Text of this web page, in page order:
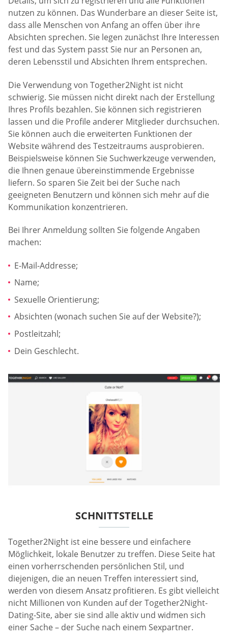
nutzen zu können. Das Wunderbare an dieser Seite ist,
dass alle Menschen von Anfang an offen über ihre
Absichten sprechen. Sie legen zunächst Ihre Interessen
fest und das System passt Sie nur an Personen an,
deren Lebensstil und Absichten Ihrem entsprechen.
Die Verwendung von Together2Night ist nicht
schwierig. Sie müssen nicht direkt nach der Erstellung
Ihres Profils bezahlen. Sie können sich registrieren
lassen und die Profile anderer Mitglieder durchsuchen.
Sie können auch die erweiterten Funktionen der
Website während des Testzeitraums ausprobieren.
Beispielsweise können Sie Suchwerkzeuge verwenden,
die Ihnen genaue übereinstimmende Ergebnisse
liefern. So sparen Sie Zeit bei der Suche nach
geeigneten Benutzern und können sich mehr auf die
Kommunikation konzentrieren.
Bei Ihrer Anmeldung sollten Sie folgende Angaben
machen:
E-Mail-Addresse;
Name;
Sexuelle Orientierung;
Absichten (wonach suchen Sie auf der Website?);
Postleitzahl;
Dein Geschlecht.
SCHNITTSTELLE
Together2Night ist eine bessere und einfachere
Möglichkeit, lokale Benutzer zu treffen. Diese Seite hat
einen vorherrschenden persönlichen Stil, und
diejenigen, die an neuen Treffen interessiert sind,
werden von diesem Ansatz profitieren. Es gibt vielleicht
nicht Millionen von Kunden auf der Together2Night-
Dating-Site, aber sie sind alle aktiv und widmen sich
einer Sache – der Suche nach einem Sexpartner.